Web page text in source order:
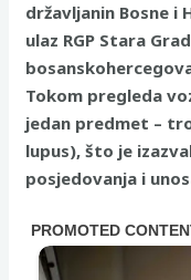
državljanin Bosne i
ulaz RGP Stara
Tokom pregleda
jedan predmet –
lupus), što je
posjedovanja i